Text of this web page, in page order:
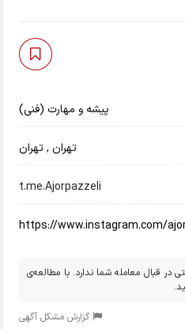
پیشه و مهارت (فنی)
تهران,تهران
t.me.Ajorpazzeli
https://www.instagram.com/
قبال معامله شما ندارد. با مطالعه‌ی
گزارش مشکل آگهی